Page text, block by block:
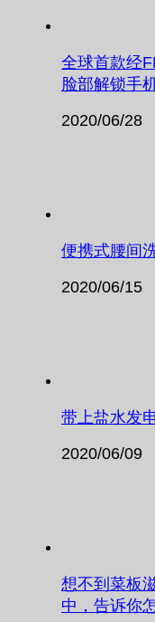
全球首款经
脸部解锁手
2020/06/28
便携式腰间
2020/06/15
带上盐水发
2020/06/09
想不到菜板
中，告诉你